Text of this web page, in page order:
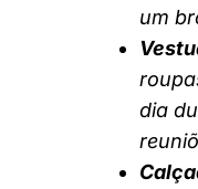
um
dia